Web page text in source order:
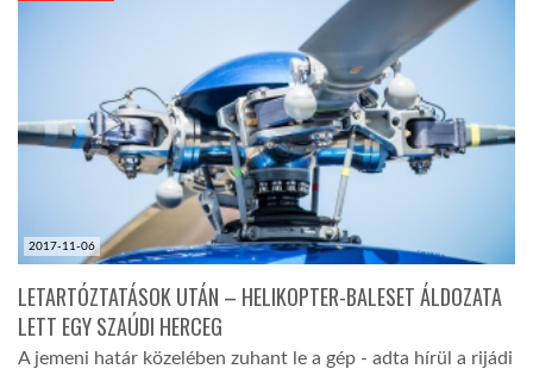
AUSZTRÁLIA
A VILÁG ITTHON
2017-11-06
LETARTÓZTATÁSOK UTÁN – HELIKOPTER-BALESET ÁLDOZATA
LETT EGY SZAÚDI HERCEG
A jemeni határ közelében zuhant le a gép - adta hírül a rijádi